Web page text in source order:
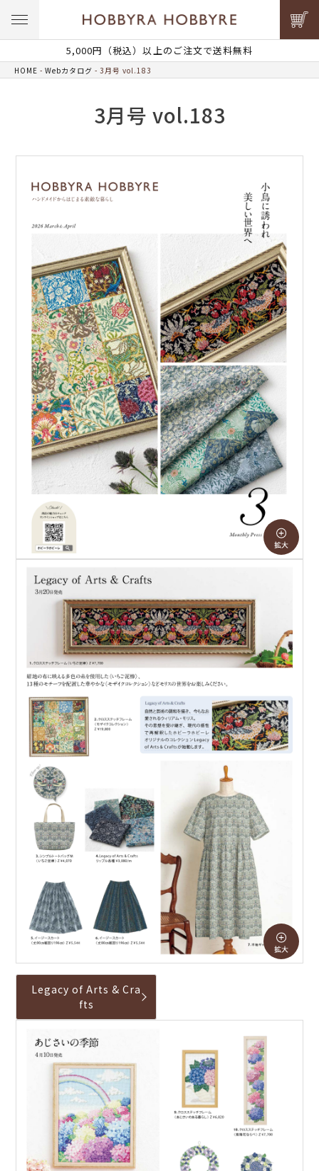
5,000円（税込）以上のご注文で送料無料
HOME Webカタログ 3月号 vol.183
3月号 vol.183
Legacy of Arts & Cra
fts